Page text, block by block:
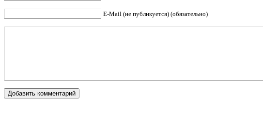
E-Mail (не публикуется) (обязательно)